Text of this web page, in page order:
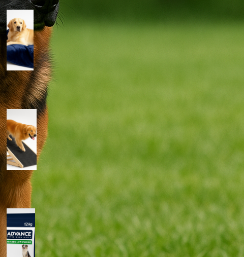
Coperta impermeabile
Dreamzie per cani e gatti:
proteggere divano e letto con
Rampa iPetba per cani grandi:
accesso sicuro a letto e
divano senza stress per le
Advance Veterinary Diets
Urinary Low Purine per cani:
quando può aiutare davvero i
problemi urinari